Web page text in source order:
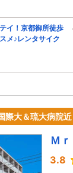
イ！京都御所徒歩
メ♪レンタサイク
際大＆琉大病院
Ｍ
3.8